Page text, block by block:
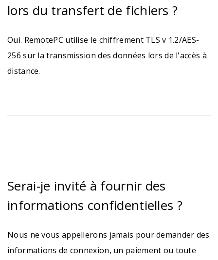
lors du transfert de fichiers ?
Oui. RemotePC utilise le chiffrement TLS v 1.2/AES-
256 sur la transmission des données lors de l'accès à
distance.
Serai-je invité à fournir des
informations confidentielles ?
Nous ne vous appellerons jamais pour demander des
informations de connexion, un paiement ou toute